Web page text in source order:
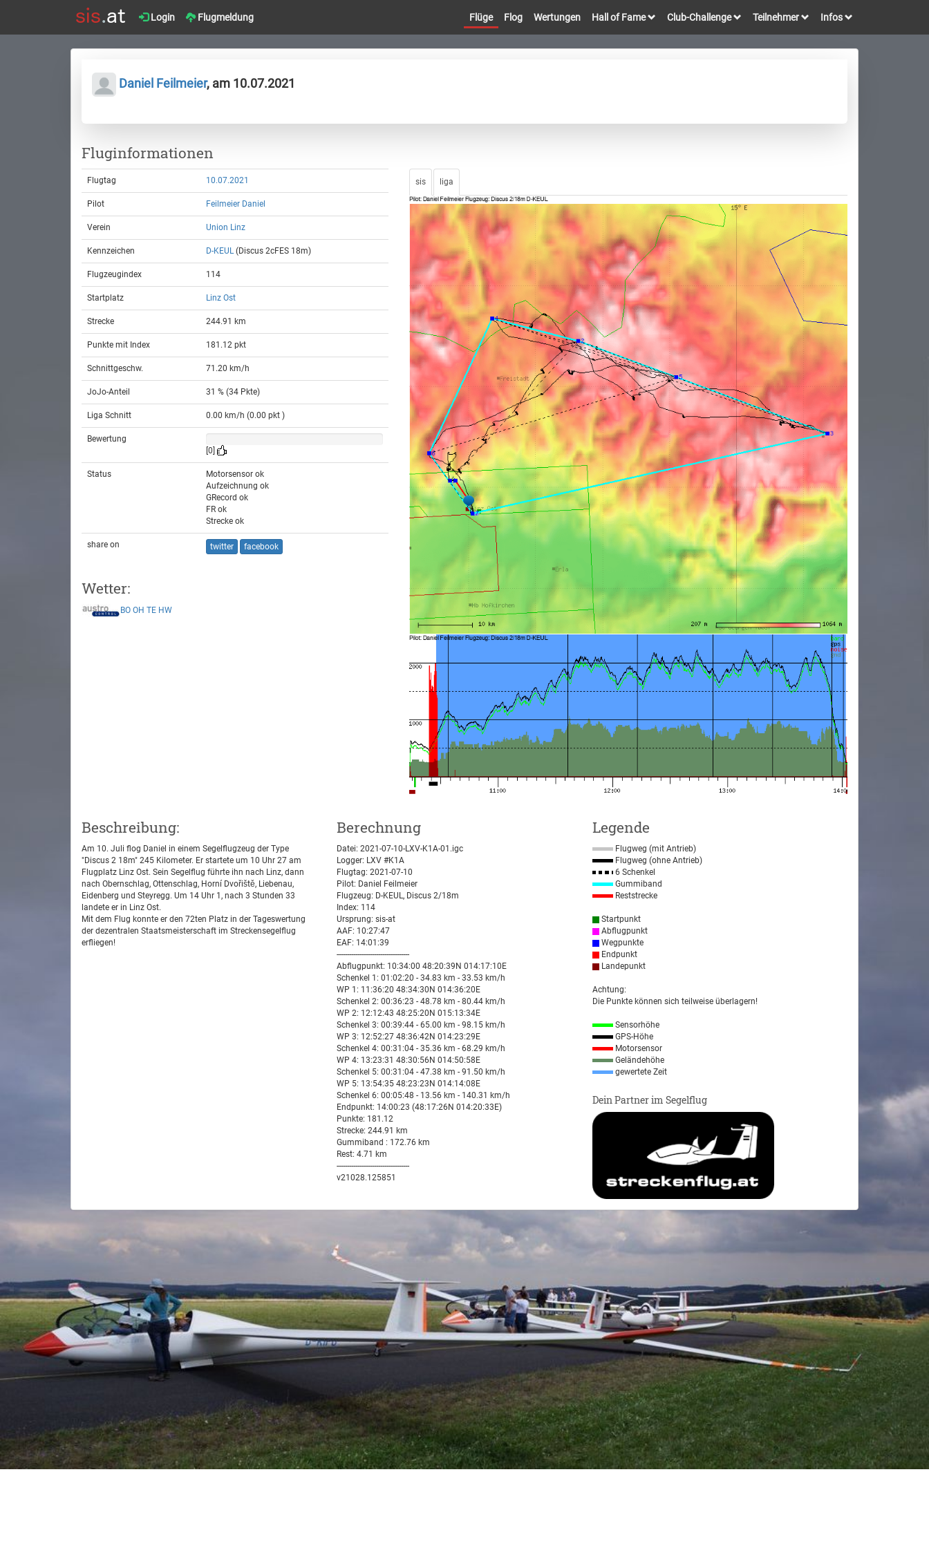
Login Flugmeldung Flüge Flog Wertungen Hall of Fame Club-Challenge Teilnehmer Infos
Daniel Feilmeier, am 10.07.2021
Fluginformationen
Flugtag 10.07.2021
Pilot Feilmeier Daniel
Verein Union Linz
Kennzeichen D-KEUL (Discus 2cFES 18m)
Flugzeugindex 114
Startplatz Linz Ost
Strecke 244.91 km
Punkte mit Index 181.12 pkt
Schnittgeschw. 71.20 km/h
JoJo-Anteil 31 % (34 Pkte)
Liga Schnitt 0.00 km/h (0.00 pkt )
Bewertung
[0]
Status
Motorsensor ok
Aufzeichnung ok
GRecord ok
FR ok
Strecke ok
share on twitter facebook
Wetter:
BO OH TE HW
sis liga
Beschreibung:
Am 10. Juli flog Daniel in einem Segelflugzeug der Type
"Discus 2 18m" 245 Kilometer. Er startete um 10 Uhr 27 am
Flugplatz Linz Ost. Sein Segelflug führte ihn nach Linz, dann
nach Obernschlag, Ottenschlag, Horní Dvořiště, Liebenau,
Eidenberg und Steyregg. Um 14 Uhr 1, nach 3 Stunden 33
landete er in Linz Ost.
Mit dem Flug konnte er den 72ten Platz in der Tageswertung
der dezentralen Staatsmeisterschaft im Streckensegelflug
erfliegen!
Berechnung
Datei: 2021-07-10-LXV-K1A-01.igc
Logger: LXV #K1A
Flugtag: 2021-07-10
Pilot: Daniel Feilmeier
Flugzeug: D-KEUL, Discus 2/18m
Index: 114
Ursprung: sis-at
AAF: 10:27:47
EAF: 14:01:39
-----------------------------------
Abflugpunkt: 10:34:00 48:20:39N 014:17:10E
Schenkel 1: 01:02:20 - 34.83 km - 33.53 km/h
WP 1: 11:36:20 48:34:30N 014:36:20E
Schenkel 2: 00:36:23 - 48.78 km - 80.44 km/h
WP 2: 12:12:43 48:25:20N 015:13:34E
Schenkel 3: 00:39:44 - 65.00 km - 98.15 km/h
WP 3: 12:52:27 48:36:42N 014:23:29E
Schenkel 4: 00:31:04 - 35.36 km - 68.29 km/h
WP 4: 13:23:31 48:30:56N 014:50:58E
Schenkel 5: 00:31:04 - 47.38 km - 91.50 km/h
WP 5: 13:54:35 48:23:23N 014:14:08E
Schenkel 6: 00:05:48 - 13.56 km - 140.31 km/h
Endpunkt: 14:00:23 (48:17:26N 014:20:33E)
Punkte: 181.12
Strecke: 244.91 km
Gummiband : 172.76 km
Rest: 4.71 km
-----------------------------------
v21028.125851
Legende
Flugweg (mit Antrieb)
Flugweg (ohne Antrieb)
6 Schenkel
Gummiband
Reststrecke
Startpunkt
Abflugpunkt
Wegpunkte
Endpunkt
Landepunkt
Achtung:
Die Punkte können sich teilweise überlagern!
Sensorhöhe
GPS-Höhe
Motorsensor
Geländehöhe
gewertete Zeit
Dein Partner im Segelflug